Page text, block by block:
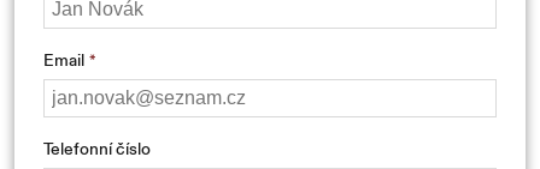
Email
Telefonní číslo